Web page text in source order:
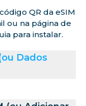
QR da eSIM
ou na página de
para instalar.
Dados